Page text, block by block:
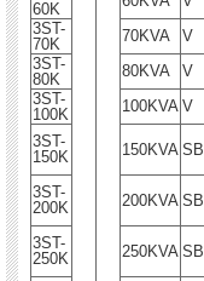
60K
3ST-
70K
70KVA V
3ST-
80K
80KVA V
3ST-
100K
100KVA V
3ST-
150K
150KVA SB
3ST-
200K
200KVA SB
3ST-
250K
250KVA SB